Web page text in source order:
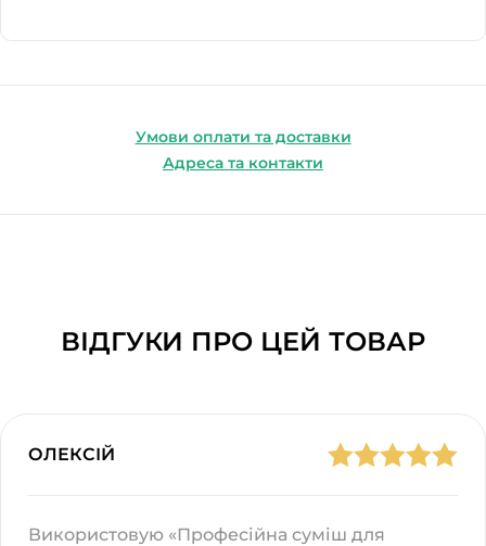
Умови оплати та доставки
Адреса та контакти
ВІДГУКИ ПРО ЦЕЙ ТОВАР
ОЛЕКСІЙ
Використовую «Професійна суміш для